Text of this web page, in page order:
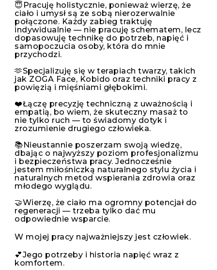
😇Pracuję holistycznie, ponieważ wierzę, że
ciało i umysł są ze sobą nierozerwalnie
połączone. Każdy zabieg traktuję
indywidualnie — nie pracuję schematem, lecz
dopasowuję technikę do potrzeb, napięć i
samopoczucia osoby, która do mnie
przychodzi.
🫶Specjalizuję się w terapiach twarzy, takich
jak ZOGA Face, Kobido oraz techniki pracy z
powięzią i mięśniami głębokimi.
❤️Łączę precyzję techniczną z uważnością i
empatią, bo wiem, że skuteczny masaż to
nie tylko ruch — to świadomy dotyk i
zrozumienie drugiego człowieka.
📚Nieustannie poszerzam swoją wiedzę,
dbając o najwyższy poziom profesjonalizmu
i bezpieczeństwa pracy. Jednocześnie
jestem miłośniczką naturalnego stylu życia i
naturalnych metod wspierania zdrowia oraz
młodego wyglądu.
🤝Wierzę, że ciało ma ogromny potencjał do
regeneracji — trzeba tylko dać mu
odpowiednie wsparcie.
W mojej pracy najważniejszy jest człowiek.
💕Jego potrzeby i historia napięć wraz z
komfortem.